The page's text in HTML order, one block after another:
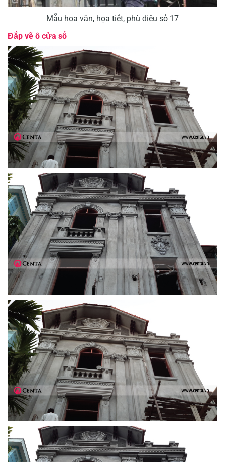
Mẫu hoa văn, họa tiết, phù điêu số 17
Đắp vẽ ô cửa sổ